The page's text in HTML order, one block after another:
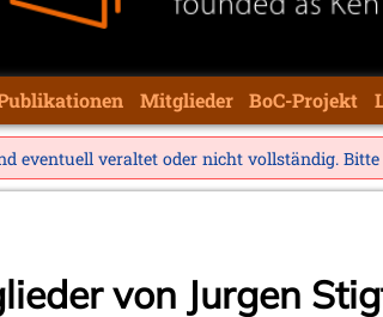
Mitglieder BoC-Projekt
eventuell veraltet oder nicht vollständig.
von Jurgen